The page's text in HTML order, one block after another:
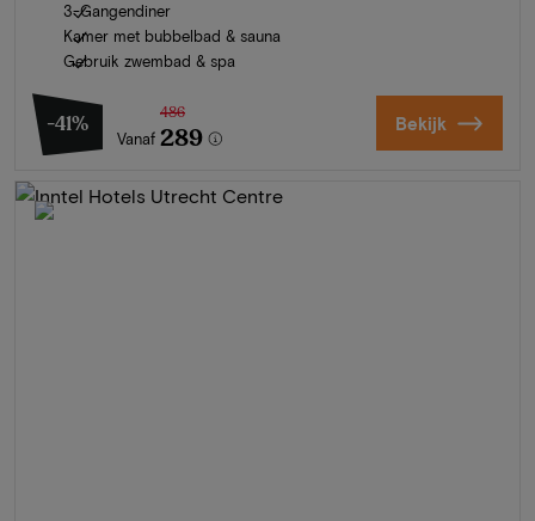
3-Gangendiner
Kamer met bubbelbad & sauna
Gebruik zwembad & spa
-41%
Vanaf
486
289 Bekijk